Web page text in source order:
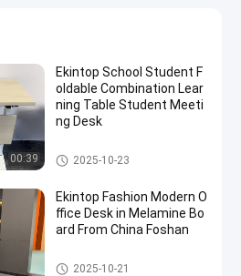
00:39
Ekintop School Student F
oldable Combination Lear
ning Table Student Meeti
ng Desk
commercieel bureau
2025-10-23
Ekintop Fashion Modern O
ffice Desk in Melamine Bo
ard From China Foshan
commercieel bureau
2025-10-21